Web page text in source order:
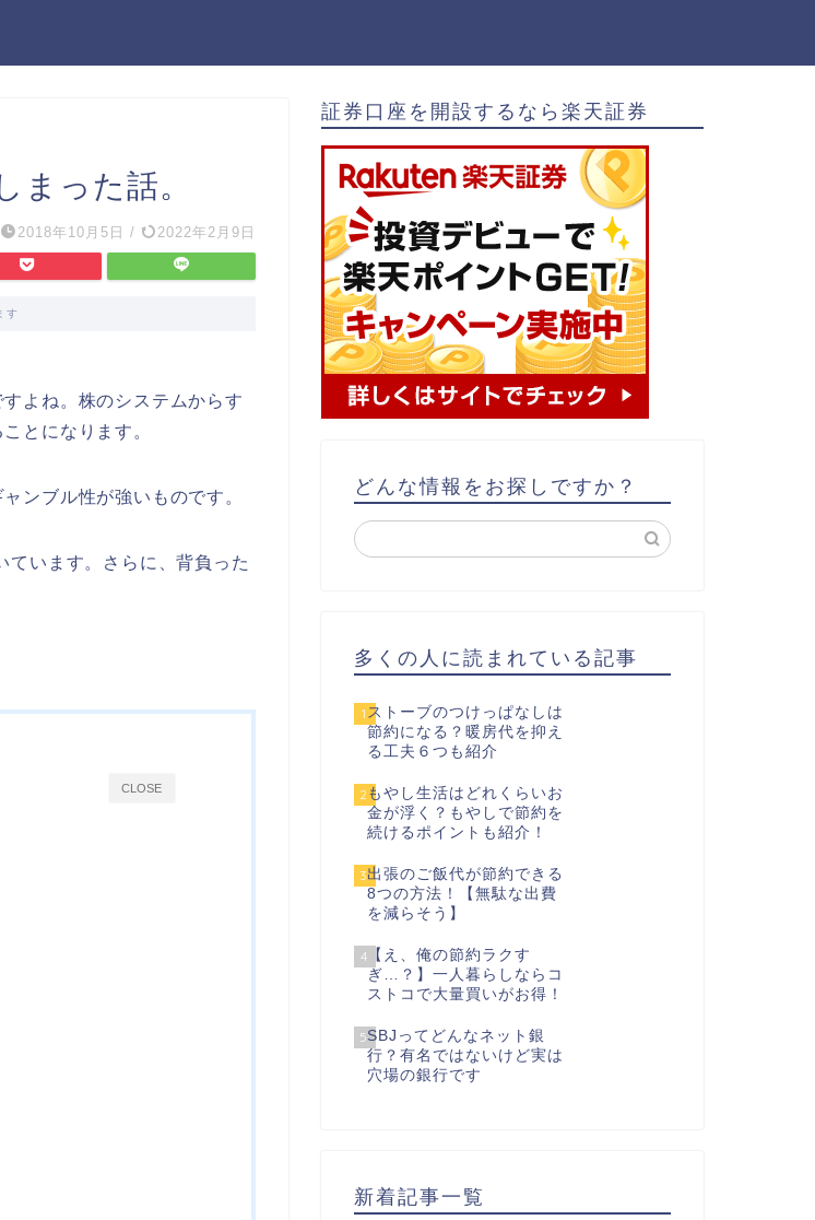
まった話。
2018年10月5日 / 2022年2月9日
す
よね。株のシステムからす
とになります。
ンブル性が強いものです。
ています。さらに、背負った
CLOSE
証券口座を開設するなら楽天証券
どんな情報をお探しですか？
多くの人に読まれている記事
1 ストーブのつけっぱなしは
節約になる？暖房代を抑え
る工夫６つも紹介
2もやし生活はどれくらいお
金が浮く？もやしで節約を
続けるポイントも紹介！
3出張のご飯代が節約できる
8つの方法！【無駄な出費
を減らそう】
4【え、俺の節約ラクす
ぎ…？】一人暮らしならコ
ストコで大量買いがお得！
5SBJってどんなネット銀
行？有名ではないけど実は
穴場の銀行です
新着記事一覧